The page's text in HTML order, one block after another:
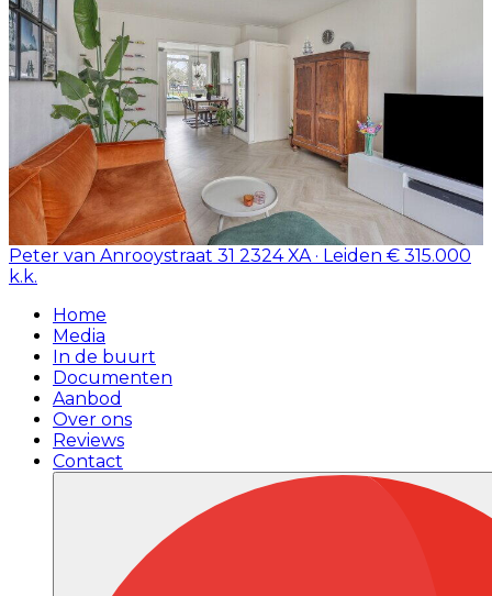
Peter van Anrooystraat 31 2324 XA · Leiden € 315.000
k.k.
Home
Media
In de buurt
Documenten
Aanbod
Over ons
Reviews
Contact